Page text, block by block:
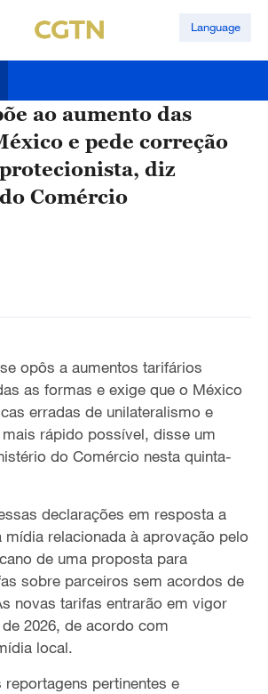
Language
ao aumento das
e pede correção
diz
Comércio
opôs a aumentos tarifários
as formas e exige que o México
erradas de unilateralismo e
rápido possível, disse um
do Comércio nesta quinta-
declarações em resposta a
mídia relacionada à aprovação pelo
de uma proposta para
sobre parceiros sem acordos de
novas tarifas entrarão em vigor
2026, de acordo com
local.
pertinentes e